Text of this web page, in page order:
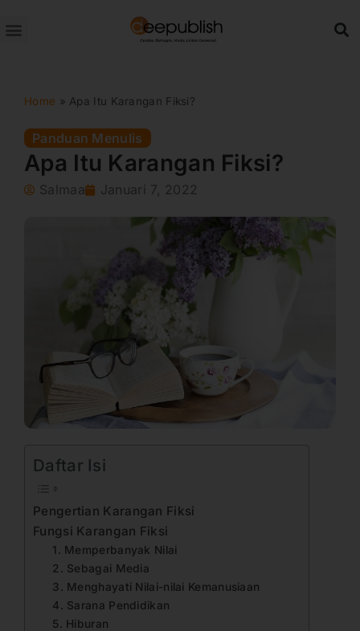
ke
Home » Apa Itu Karangan Fiksi?
Panduan Menulis
Apa Itu Karangan Fiksi?
Salmaa Januari 7, 2022
Daftar Isi
Pengertian Karangan Fiksi
Fungsi Karangan Fiksi
1. Memperbanyak Nilai
2. Sebagai Media
3. Menghayati Nilai-nilai Kemanusiaan
4. Sarana Pendidikan
5. Hiburan